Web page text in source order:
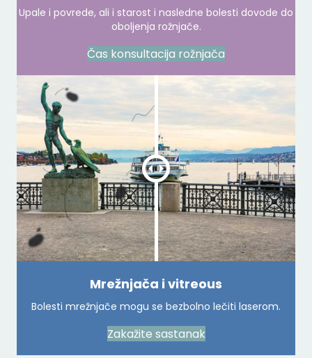
Upale i povrede, ali i starost i nasledne bolesti dovode do
oboljenja rožnjače.
Čas konsultacija rožnjača
Mrežnjača i vitreous
Bolesti mrežnjače mogu se bezbolno lečiti laserom.
Zakažite sastanak